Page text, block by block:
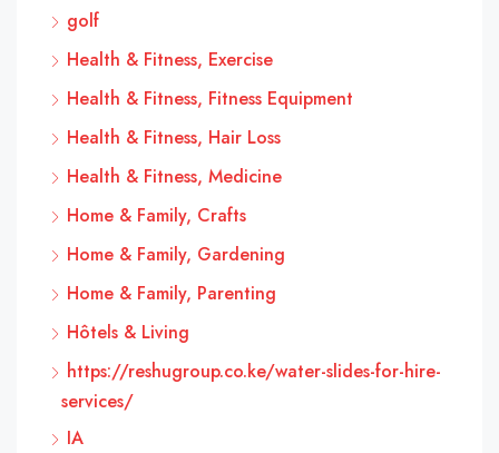
golf
Health & Fitness, Exercise
Health & Fitness, Fitness Equipment
Health & Fitness, Hair Loss
Health & Fitness, Medicine
Home & Family, Crafts
Home & Family, Gardening
Home & Family, Parenting
Hôtels & Living
https://reshugroup.co.ke/water-slides-for-hire-
services/
IA